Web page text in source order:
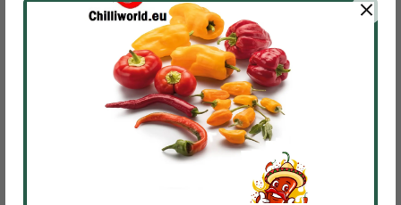
48 PRODUCTS
Top rated products
Habanero Chocolate – Frische
Chilischoten, Schokoladenbraun
Habanero Chocolate – Frische
Chilischoten, Schokoladenbraun